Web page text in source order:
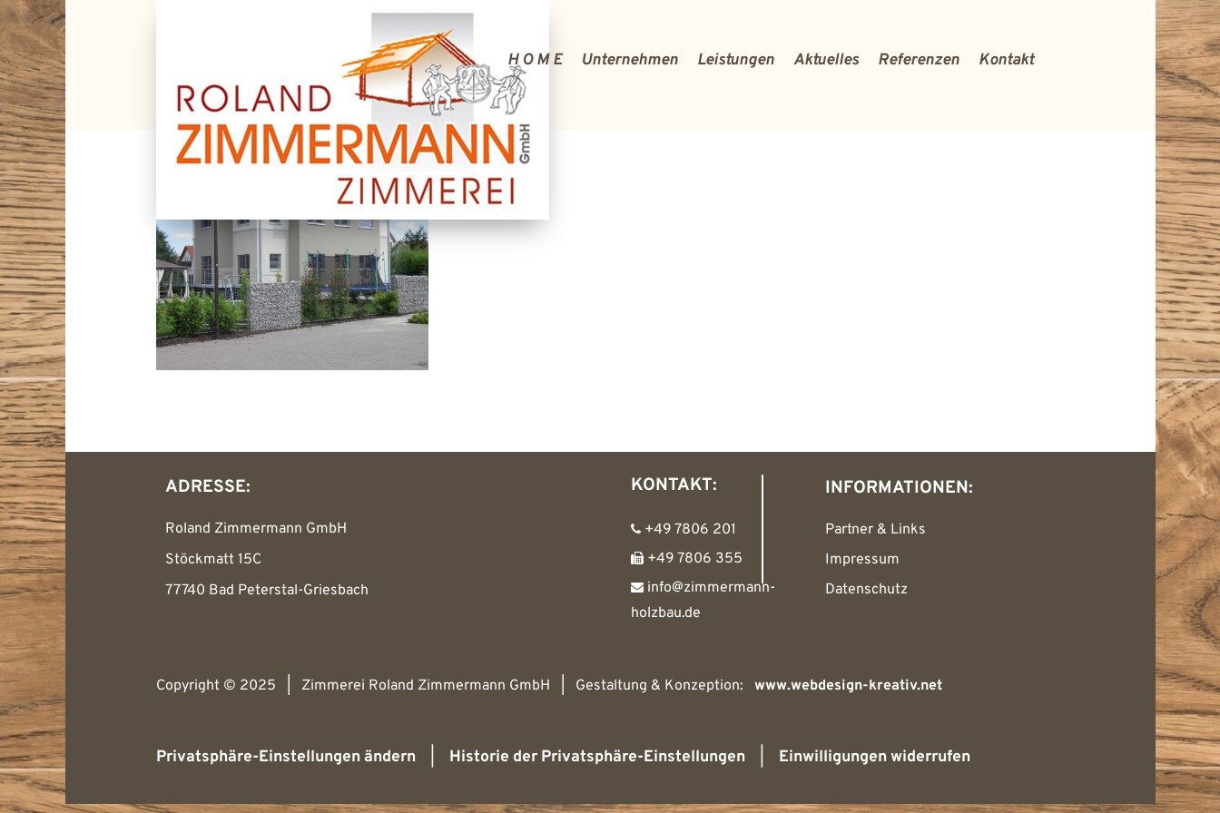
H O M E Unternehmen Leistungen Aktuelles Referenzen Kontakt
ADRESSE:
Roland Zimmermann GmbH
Stöckmatt 15C
77740 Bad Peterstal-Griesbach
KONTAKT:
+49 7806 201
+49 7806 355
info@zimmermann-
holzbau.de
INFORMATIONEN:
Partner & Links
Impressum
Datenschutz
Copyright © 2025 | Zimmerei Roland Zimmermann GmbH | Gestaltung & Konzeption: www.webdesign-kreativ.net
Privatsphäre-Einstellungen ändern Historie der Privatsphäre-Einstellungen Einwilligungen widerrufen